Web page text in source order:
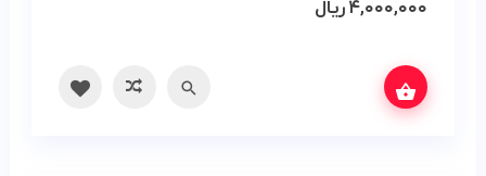
۴,۰۰۰,۰۰۰ریال
مقایسه